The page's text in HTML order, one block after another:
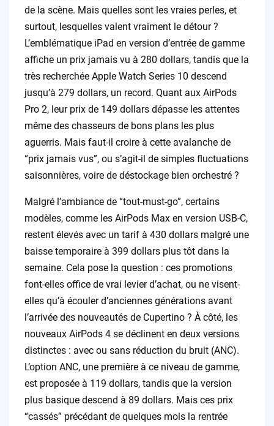
de la scène. Mais quelles sont les vraies perles, et
surtout, lesquelles valent vraiment le détour ?
L’emblématique iPad en version d’entrée de gamme
affiche un prix jamais vu à 280 dollars, tandis que la
très recherchée Apple Watch Series 10 descend
jusqu’à 279 dollars, un record. Quant aux AirPods
Pro 2, leur prix de 149 dollars dépasse les attentes
même des chasseurs de bons plans les plus
aguerris. Mais faut-il croire à cette avalanche de
“prix jamais vus”, ou s’agit-il de simples fluctuations
saisonnières, voire de déstockage bien orchestré ?
Malgré l’ambiance de “tout-must-go”, certains
modèles, comme les AirPods Max en version USB-C,
restent élevés avec un tarif à 430 dollars malgré une
baisse temporaire à 399 dollars plus tôt dans la
semaine. Cela pose la question : ces promotions
font-elles office de vrai levier d’achat, ou ne visent-
elles qu’à écouler d’anciennes générations avant
l’arrivée des nouveautés de Cupertino ? À côté, les
nouveaux AirPods 4 se déclinent en deux versions
distinctes : avec ou sans réduction du bruit (ANC).
L’option ANC, une première à ce niveau de gamme,
est proposée à 119 dollars, tandis que la version
plus basique descend à 89 dollars. Mais ces prix
“cassés” précédant de quelques mois la rentrée